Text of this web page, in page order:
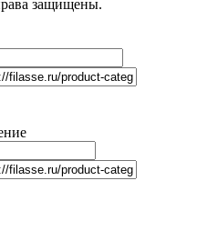
защищены.